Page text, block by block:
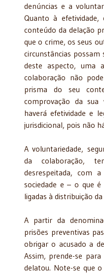
denúncias e a
Quanto à
conteúdo da delação
que o crime, os seus
circunstâncias possam
deste aspecto, uma
colaboração não
prisma do seu
comprovação da sua
haverá efetividade e
jurisdicional, pois não
A voluntariedade,
da colaboração,
desrespeitada, com
sociedade e – o que
ligadas à distribuição
A partir da
prisões preventivas
obrigar o acusado a
Assim, prende-se
delatou. Note-se que